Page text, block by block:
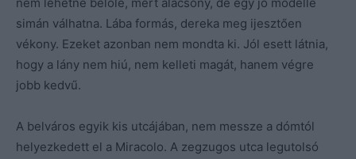
simán válhatna. Lába formás, dereka meg ijesztően
vékony. Ezeket azonban nem mondta ki. Jól esett látnia,
hogy a lány nem hiú, nem kelleti magát, hanem végre
jobb kedvű.
A belváros egyik kis utcájában, nem messze a dómtól
helyezkedett el a Miracolo. A zegzugos utca legutolsó